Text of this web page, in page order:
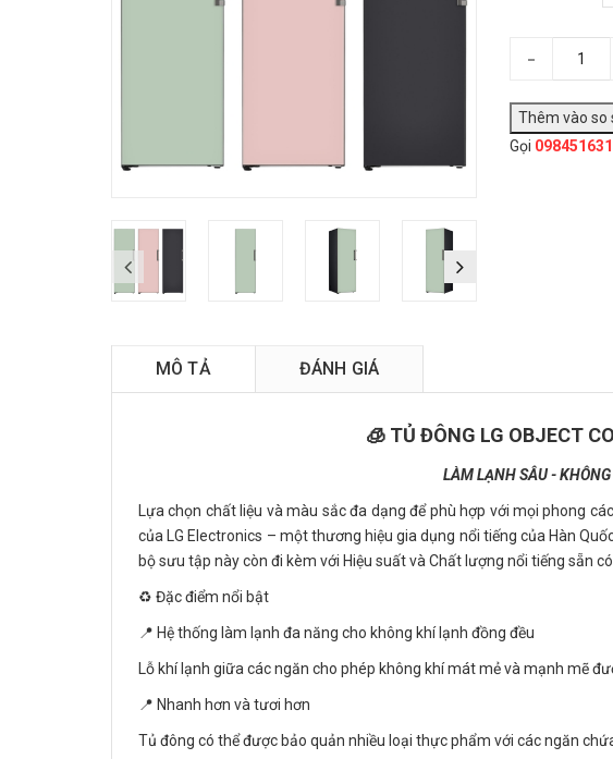
-
Gọi
MÔ TẢ ĐÁNH GIÁ
🧊 TỦ ĐÔNG LG OBJECT
LÀM LẠNH SÂU -
Lựa chọn chất liệu và màu sắc đa dạng để phù hợp với mọi phong
của LG Electronics – một thương hiệu gia dụng nổi tiếng của Hàn
bộ sưu tập này còn đi kèm với Hiệu suất và Chất lượng nổi tiếng sẵn có
♻️ Đặc điểm nổi bật
📍 Hệ thống làm lạnh đa năng cho không khí lạnh đồng đều
Lỗ khí lạnh giữa các ngăn cho phép không khí mát mẻ và mạnh mẽ
📍 Nhanh hơn và tươi hơn
Tủ đông có thể được bảo quản nhiều loại thực phẩm với các ngăn